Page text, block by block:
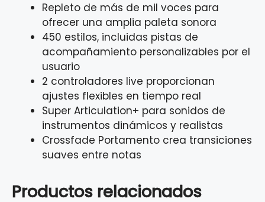
Repleto de más de mil voces para
ofrecer una amplia paleta sonora
450 estilos, incluidas pistas de
acompañamiento personalizables por el
usuario
2 controladores live proporcionan
ajustes flexibles en tiempo real
Super Articulation+ para sonidos de
instrumentos dinámicos y realistas
Crossfade Portamento crea transiciones
suaves entre notas
Productos relacionados